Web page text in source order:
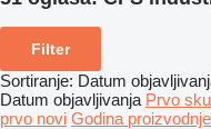
Filter
Sortiranje: Datum
Datum objavljivanja Prvo
prvo novi Godina